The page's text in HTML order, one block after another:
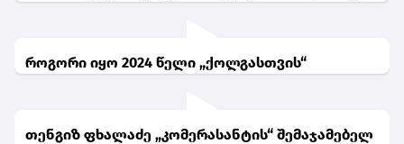
როგორი იყო 2024 წელი „ქოლგასთვის“
თენგიზ ფხალაძე „კომერასანტის“ შემაჯამებელ